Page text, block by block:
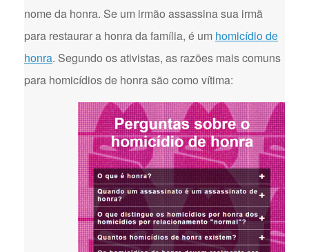
nome da honra. Se um irmão assassina sua irmã
para restaurar a honra da família, é um homicídio de
honra. Segundo os ativistas, as razões mais comuns
para homicídios de honra são como vítima: